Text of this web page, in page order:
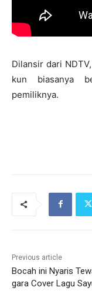
Dilansir dari
kun biasanya
pemiliknya.
Previous article
Bocah ini Nyaris
gara Cover Lagu